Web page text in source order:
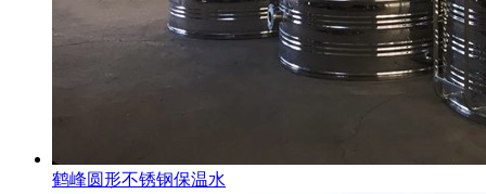
鹤峰圆形不锈钢保温水